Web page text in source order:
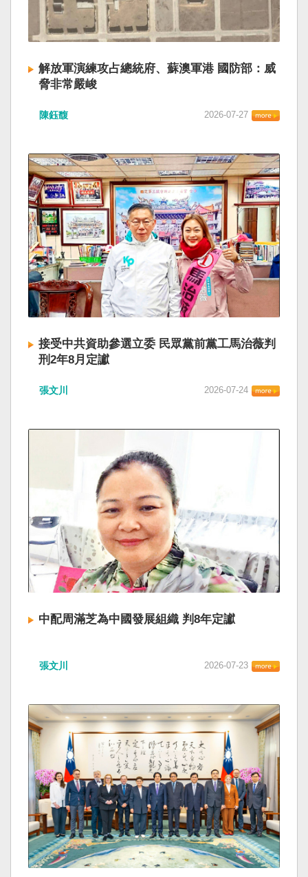
解放軍演練攻占總統府、蘇澳軍港 國防部：威
脅非常嚴峻
陳鈺馥 2026-07-27
接受中共資助參選立委 民眾黨前黨工馬治薇判
刑2年8月定讞
張文川 2026-07-24
中配周滿芝為中國發展組織 判8年定讞
張文川 2026-07-23